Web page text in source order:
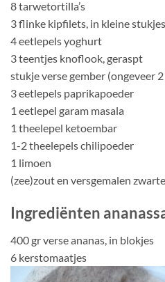
8 tarwetortilla’s
3 flinke kipfilets, in kleine stukjes
4 eetlepels yoghurt
3 teentjes knoflook, geraspt
stukje verse gember (ongeveer
3 eetlepels paprikapoeder
1 eetlepel garam masala
1 theelepel ketoembar
1-2 theelepels chilipoeder
1 limoen
(zee)zout en versgemalen
Ingrediënten
400 gr verse ananas, in blokjes
6 kerstomaatjes